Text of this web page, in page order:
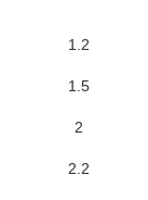
1.2
1.5
2
2.2